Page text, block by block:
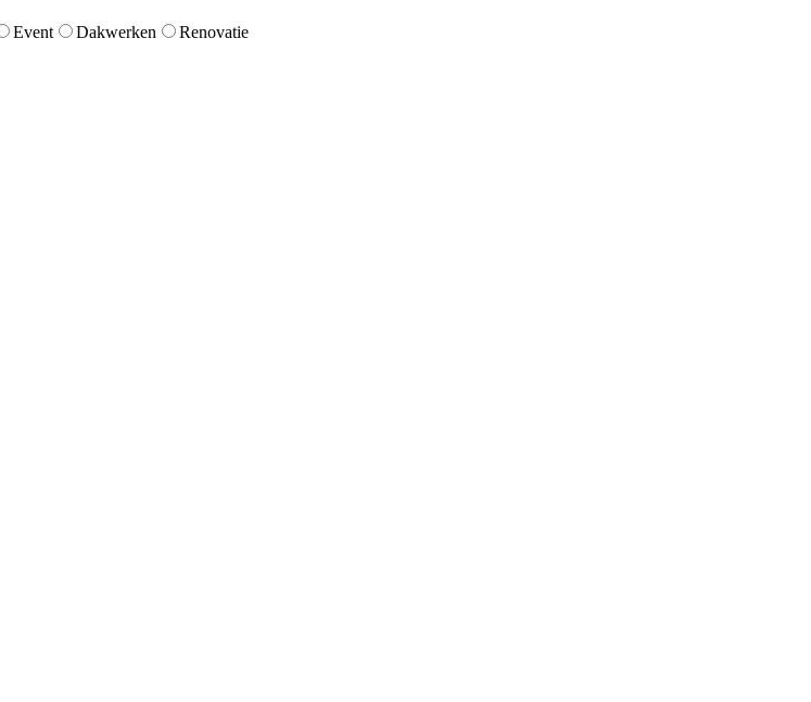
Event Dakwerken Renovatie